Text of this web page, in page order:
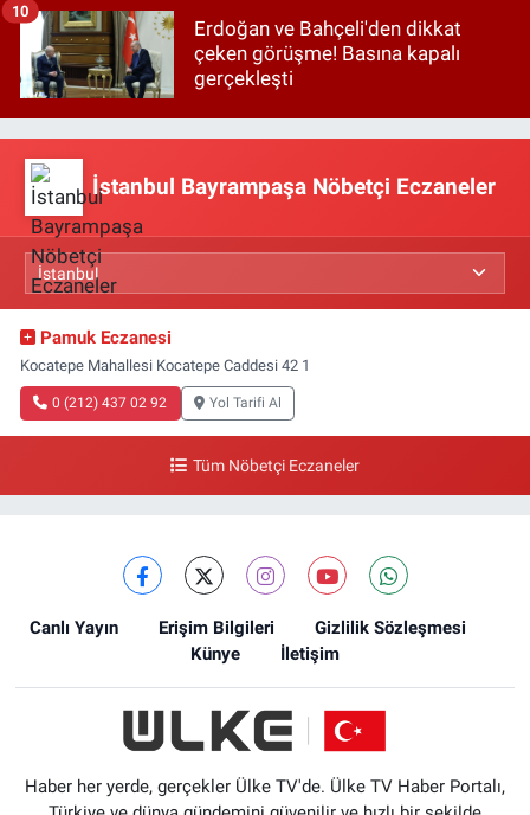
Erdoğan ve Bahçeli'den dikkat
çeken görüşme! Basına kapalı
gerçekleşti
10
İstanbul Bayrampaşa Nöbetçi Eczaneler
Pamuk Eczanesi
Kocatepe Mahallesi Kocatepe Caddesi 42 1
0 (212) 437 02 92 Yol Tarifi Al
Tüm Nöbetçi Eczaneler
Canlı Yayın Erişim Bilgileri
Gizlilik Sözleşmesi
Künye
İletişim
Haber her yerde, gerçekler Ülke TV'de. Ülke TV Haber Portalı,